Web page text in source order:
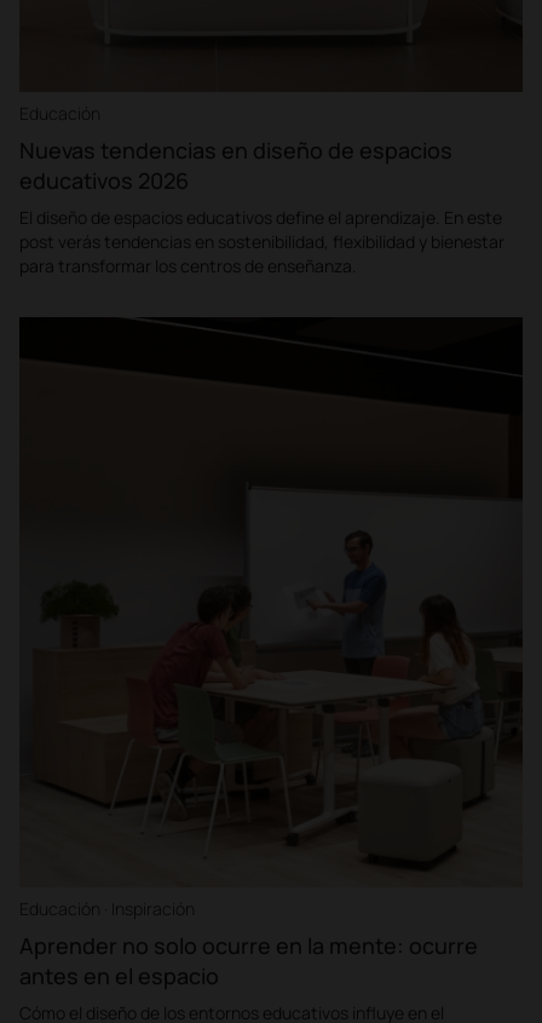
Educación
Nuevas tendencias en diseño de espacios
educativos 2026
El diseño de espacios educativos define el aprendizaje. En este
post verás tendencias en sostenibilidad, flexibilidad y bienestar
para transformar los centros de enseñanza.
Educación · Inspiración
Aprender no solo ocurre en la mente: ocurre
antes en el espacio
Cómo el diseño de los entornos educativos influye en el